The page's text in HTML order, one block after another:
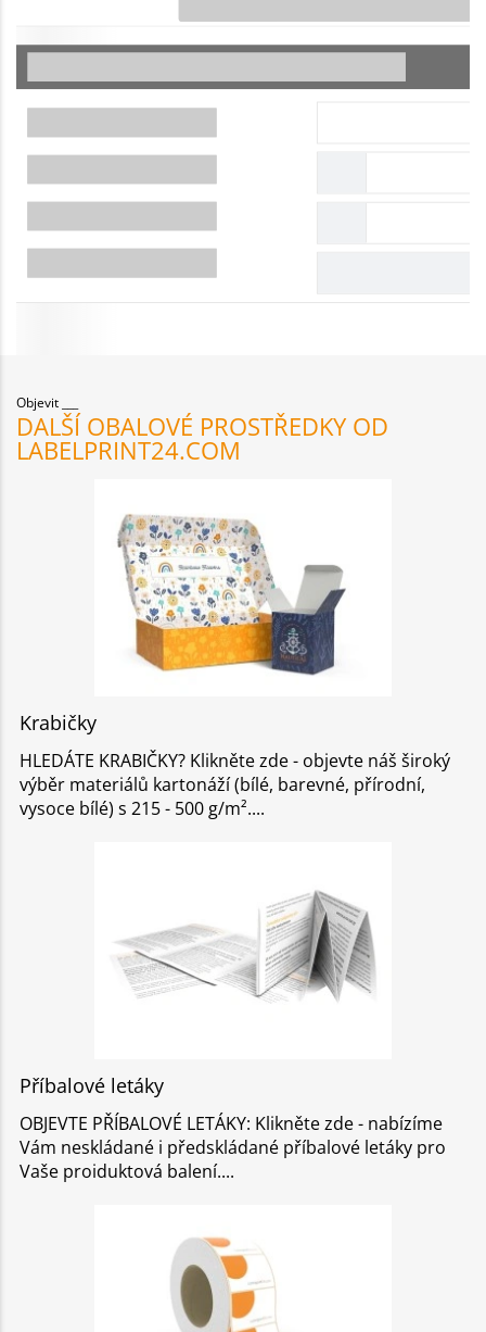
Objevit
DALŠÍ OBALOVÉ PROSTŘEDKY OD
LABELPRINT24.COM
Krabičky
HLEDÁTE KRABIČKY? Klikněte zde - objevte náš široký
výběr materiálů kartonáží (bílé, barevné, přírodní,
vysoce bílé) s 215 - 500 g/m².
Příbalové letáky
OBJEVTE PŘÍBALOVÉ LETÁKY: Klikněte zde - nabízíme
Vám neskládané i předskládané příbalové letáky pro
Vaše proiduktová balení.